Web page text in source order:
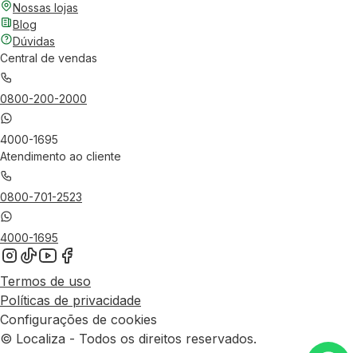
Nossas lojas
Blog
Dúvidas
Central de vendas
0800-200-2000
4000-1695
Atendimento ao cliente
0800-701-2523
4000-1695
Termos de uso
Políticas de privacidade
Configurações de cookies
© Localiza - Todos os direitos reservados.